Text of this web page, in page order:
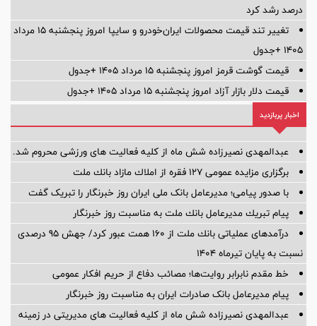
درصد رشد کرد
تغییر تند قیمت محصولات ایران‌خودرو و سایپا امروز پنجشنبه ۱۵ مرداد
۱۴۰۵ +جدول
قیمت گوشت قرمز امروز پنجشنبه ۱۵ مرداد ۱۴۰۵ +جدول
قیمت دلار بازار آزاد امروز پنجشنبه ۱۵ مرداد ۱۴۰۵ +جدول
اخبار پربازدید
عبدالمهدی نصیرزاده شش ماه از کلیه فعالیت های ورزشی محروم شد.
برگزاری مزایده عمومی 127 فقره از املاك مازاد بانك ملت
با صدور پیامی؛ مدیرعامل بانک ملی ایران روز خبرنگار را تبریک گفت
پیام تبریك مدیرعامل بانك ملت به مناسبت روز خبرنگار
درآمدهای عملیاتی بانك ملت از 160 همت عبور كرد/ جهش 95 درصدی
نسبت به پایان تیرماه 1404
خط مقدم نابرابر روایت‌ها؛ مصائب دفاع از حریم افکار عمومی
پیام مدیرعامل بانک صادرات ایران به مناسبت روز خبرنگار
عبدالمهدی نصیرزاده شش ماه از کلیه فعالیت های مدیریتی در زمینه